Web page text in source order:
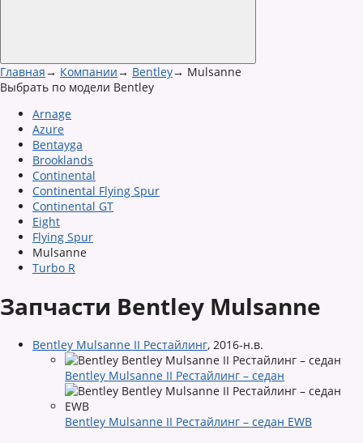
Главная→ Компании→ Bentley→ Mulsanne
Выбрать по модели Bentley
Arnage
Azure
Bentayga
Brooklands
Continental
Continental Flying Spur
Continental GT
Eight
Flying Spur
Mulsanne
Turbo R
Запчасти Bentley Mulsanne
Bentley Mulsanne II Рестайлинг, 2016-н.в.
Bentley Mulsanne II Рестайлинг – седан
Bentley Mulsanne II Рестайлинг – седан EWB